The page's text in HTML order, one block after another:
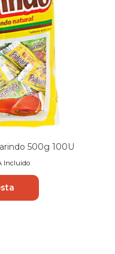
500g 100U
Incluido